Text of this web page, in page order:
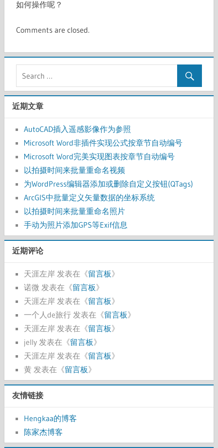
如何操作呢？
Comments are closed.
近期文章
AutoCAD插入遥感影像作为参照
Microsoft Word非插件实现公式按章节自动编号
Microsoft Word完美实现图表按章节自动编号
以拍摄时间来批量重命名视频
为WordPress编辑器添加或删除自定义按钮(QTags)
ArcGIS中批量定义矢量数据的坐标系统
以拍摄时间来批量重命名照片
手动为照片添加GPS等Exif信息
近期评论
天涯左岸 发表在《留言板》
诺微 发表在《留言板》
天涯左岸 发表在《留言板》
一个人de旅行 发表在《留言板》
天涯左岸 发表在《留言板》
jelly 发表在《留言板》
天涯左岸 发表在《留言板》
黄 发表在《留言板》
友情链接
Hengkaa的博客
陈家杰博客